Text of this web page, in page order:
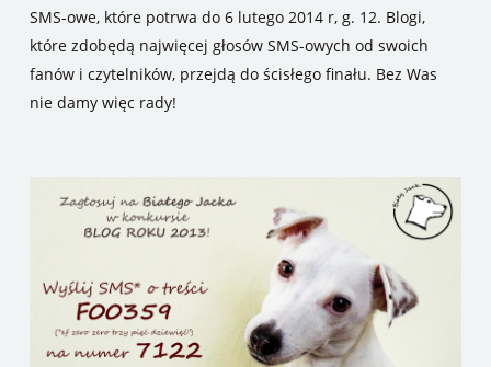
SMS-owe, które potrwa do 6 lutego 2014 r, g. 12. Blogi,
które zdobędą najwięcej głosów SMS-owych od swoich
fanów i czytelników, przejdą do ścisłego finału. Bez Was
nie damy więc rady!